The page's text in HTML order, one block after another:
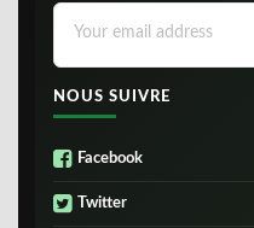
NOUS SUIVRE
Facebook
Twitter